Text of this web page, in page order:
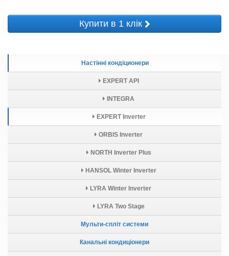
Настінні кондіционери
EXPERT API
INTEGRA
EXPERT Inverter
ORBIS Inverter
NORTH Inverter Plus
HANSOL Winter Inverter
LYRA Winter Inverter
LYRA Two Stage
Мульти-спліт системи
Канальні кондиціонери
Купити в 1 клік